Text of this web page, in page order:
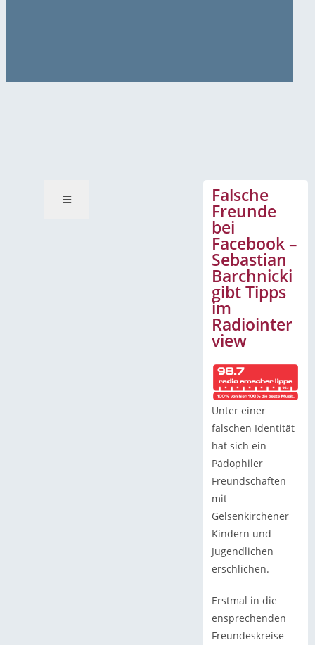
Falsche
Freunde
bei
Facebook –
Sebastian
Barchnicki
gibt Tipps
im
Radiointer
view
Unter einer
falschen Identität
hat sich ein
Pädophiler
Freundschaften
mit
Gelsenkirchener
Kindern und
Jugendlichen
erschlichen.
Erstmal in die
ensprechenden
Freundeskreise